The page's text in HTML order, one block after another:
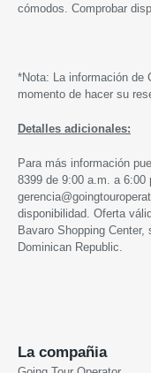
cómodos. Comprobar
*Nota: La información de
momento de hacer su
Detalles adicionales:
Para más información
8399 de 9:00 a.m. a
disponibilidad. Oferta
Bavaro Shopping
Dominican Republic.
La compañia